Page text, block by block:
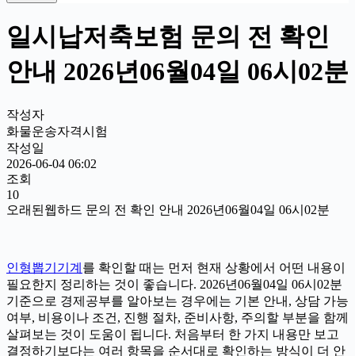
일시납저축보험 문의 전 확인
안내 2026년06월04일 06시02분
작성자
화물운송자격시험
작성일
2026-06-04 06:02
조회
10
오래된웹하드 문의 전 확인 안내 2026년06월04일 06시02분
인형뽑기기계 를 확인할 때는 먼저 현재 상황에서 어떤 내용이
필요한지 정리하는 것이 좋습니다. 2026년06월04일 06시02분
기준으로 경제공부를 알아보는 경우에는 기본 안내, 상담 가능
여부, 비용이나 조건, 진행 절차, 준비사항, 주의할 부분을 함께
살펴보는 것이 도움이 됩니다. 처음부터 한 가지 내용만 보고
결정하기보다는 여러 항목을 순서대로 확인하는 방식이 더 안